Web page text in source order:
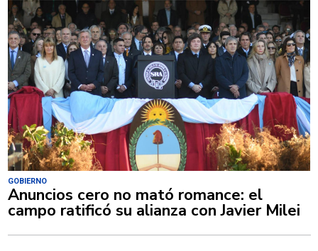
GOBIERNO
Anuncios cero no mató romance: el
campo ratificó su alianza con Javier Milei